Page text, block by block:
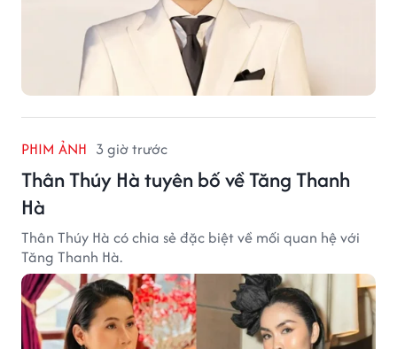
PHIM ẢNH 3 giờ trước
Thân Thúy Hà tuyên bố về Tăng Thanh
Hà
Thân Thúy Hà có chia sẻ đặc biệt về mối quan hệ với
Tăng Thanh Hà.